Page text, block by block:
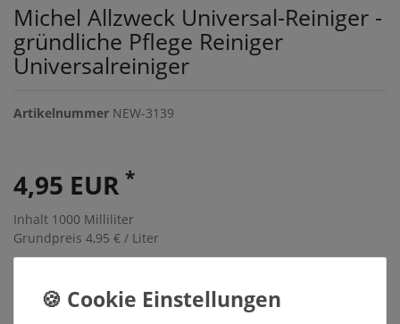
Michel Allzweck Universal-Reiniger -
gründliche Pflege Reiniger
Universalreiniger
Artikelnummer NEW-3139
4,95 EUR *
Inhalt 1000 Milliliter
Grundpreis 4,95 € / Liter
In den Warenkorb